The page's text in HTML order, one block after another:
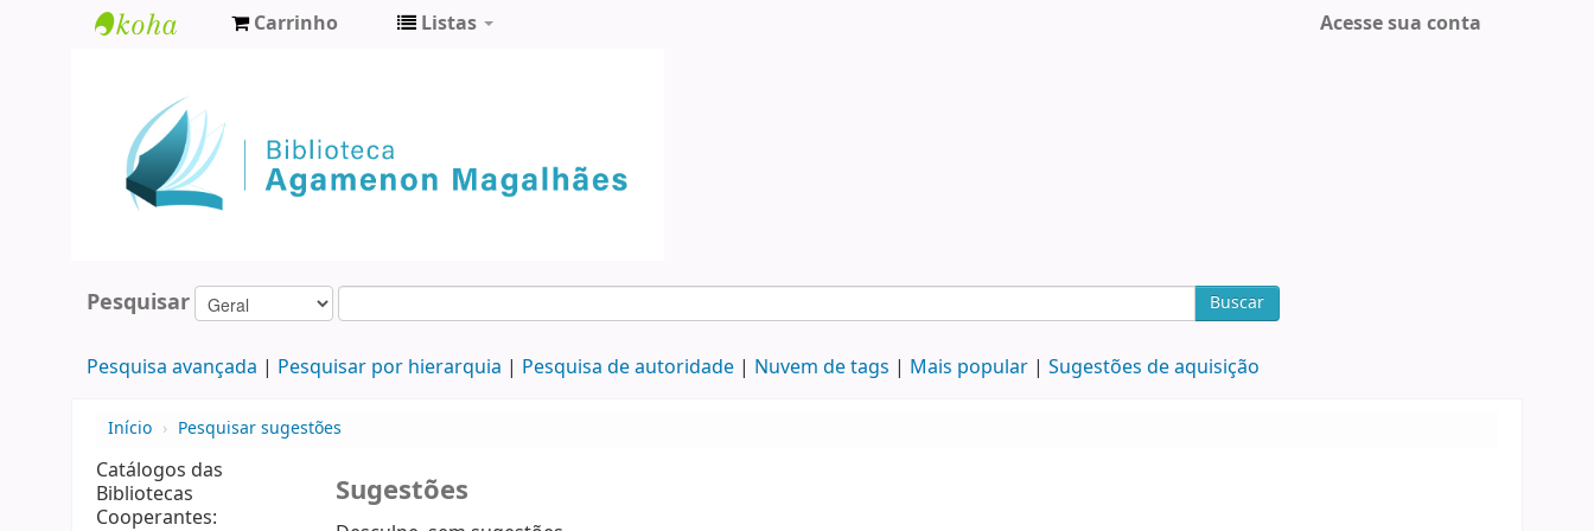
Agamenon
Magalhães
Carrinho Listas Acesse sua conta
Pesquisar Buscar
Pesquisa avançada Pesquisar por hierarquia Pesquisa de autoridade Nuvem de tags Mais popular Sugestões de aquisição
Início › Pesquisar sugestões
Catálogos das
Bibliotecas
Cooperantes:
Sugestões